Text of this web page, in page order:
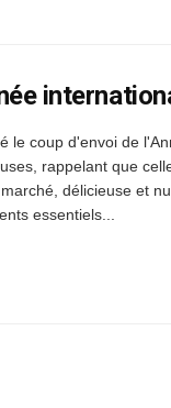
le coup d'envoi de
rappelant que
délicieuse et
essentiels...